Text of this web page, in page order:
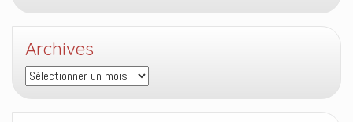
Archives
Archives